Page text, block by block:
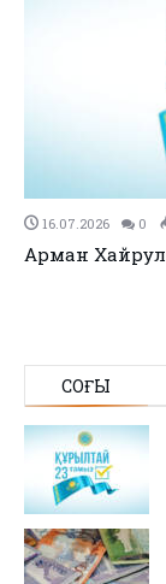
11.07.2026 0
no title
СОҢҒЫ